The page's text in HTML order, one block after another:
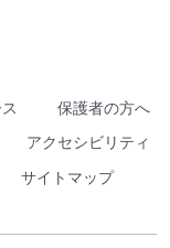
保護者の方へ
アクセシビリティ
サイトマップ